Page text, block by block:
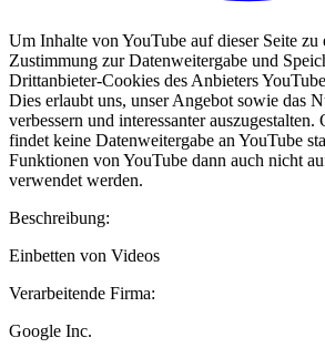
Um Inhalte von YouTube auf dieser Seite zu
Zustimmung zur Datenweitergabe und
Drittanbieter-Cookies des Anbieters
Dies erlaubt uns, unser Angebot sowie das
verbessern und interessanter
findet keine Datenweitergabe an YouTube
Funktionen von YouTube dann auch nicht
verwendet werden.
Beschreibung:
Einbetten von Videos
Verarbeitende Firma:
Google Inc.